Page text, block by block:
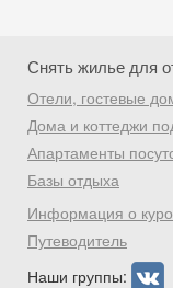
Снять жилье для
Отели, гостевые
Дома и коттеджи
Апартаменты
Базы отдыха
Информация о
Путеводитель
Наши группы:
Хочешь